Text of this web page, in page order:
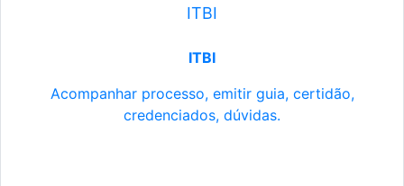
ITBI
ITBI
Acompanhar processo, emitir guia, certidão,
credenciados, dúvidas.